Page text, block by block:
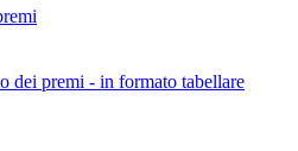
dei premi - in formato tabellare